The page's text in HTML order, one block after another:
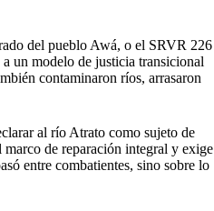
del pueblo Awá, o el SRVR 226
un modelo de justicia transicional
contaminaron ríos, arrasaron
al río Atrato como sujeto de
marco de reparación integral y exige
entre combatientes, sino sobre lo